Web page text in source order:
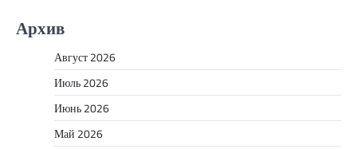
Архив
Август 2026
Июль 2026
Июнь 2026
Май 2026